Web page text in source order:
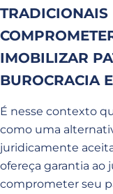
TRADICIONAIS
IMOBILIZAR
BUROCRACIA
É nesse contexto
como uma
juridicamente
ofereça garantia ao
comprometer seu